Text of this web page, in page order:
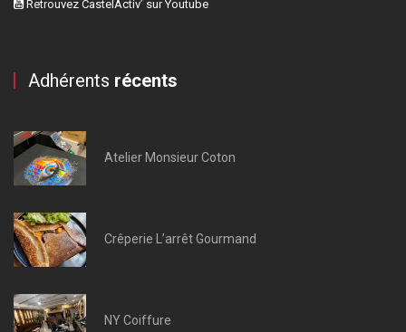
Retrouvez CastelActiv’ sur Youtube
Adhérents récents
Atelier Monsieur Coton
Crêperie L’arrêt Gourmand
NY Coiffure